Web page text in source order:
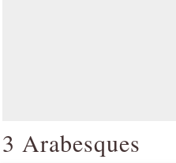
3 Arabesques